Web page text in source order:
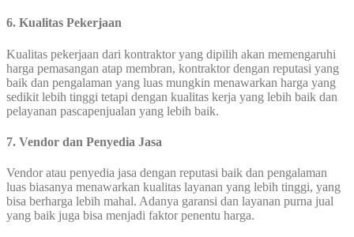
6. Kualitas Pekerjaan
Kualitas pekerjaan dari kontraktor yang dipilih akan memengaruhi
harga pemasangan atap membran, kontraktor dengan reputasi yang
baik dan pengalaman yang luas mungkin menawarkan harga yang
sedikit lebih tinggi tetapi dengan kualitas kerja yang lebih baik dan
pelayanan pascapenjualan yang lebih baik.
7. Vendor dan Penyedia Jasa
Vendor atau penyedia jasa dengan reputasi baik dan pengalaman
luas biasanya menawarkan kualitas layanan yang lebih tinggi, yang
bisa berharga lebih mahal. Adanya garansi dan layanan purna jual
yang baik juga bisa menjadi faktor penentu harga.